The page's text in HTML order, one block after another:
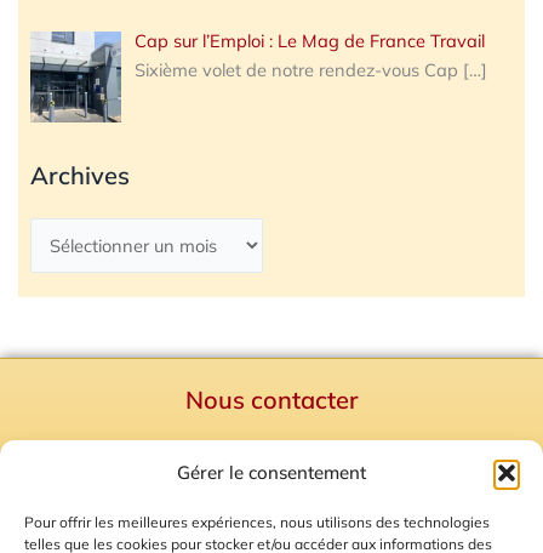
Gérer le consentement
Pour offrir les meilleures expériences, nous utilisons des technologies
telles que les cookies pour stocker et/ou accéder aux informations des
Cap sur l’Emploi : Le Mag de France Travail
Sixième volet de notre rendez-vous Cap […]
Archives
Nous contacter
Mentions Légales
Plan du site